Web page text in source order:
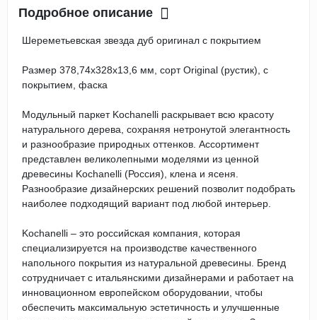
Подробное описание
Шереметьевская звезда дуб оригинал с покрытием
Размер 378,74х328х13,6 мм, сорт Original (рустик), с
покрытием, фаска
Модульный паркет Kochanelli раскрывает всю красоту
натурального дерева, сохраняя нетронутой элегантность
и разнообразие природных оттенков. Ассортимент
представлен великолепными моделями из ценной
древесины Kochanelli (Россия), клена и ясеня.
Разнообразие дизайнерских решений позволит подобрать
наиболее подходящий вариант под любой интерьер.
Kochanelli – это российская компания, которая
специализируется на производстве качественного
напольного покрытия из натуральной древесины. Бренд
сотрудничает с итальянскими дизайнерами и работает на
инновационном европейском оборудовании, чтобы
обеспечить максимальную эстетичность и улучшенные